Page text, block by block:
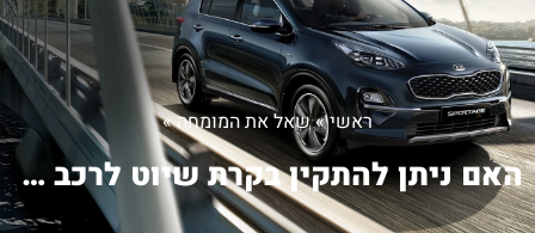
ראשי»שאל את המומחה»
האם ניתן להתקין בקרת שיוט לרכב עם הוא...